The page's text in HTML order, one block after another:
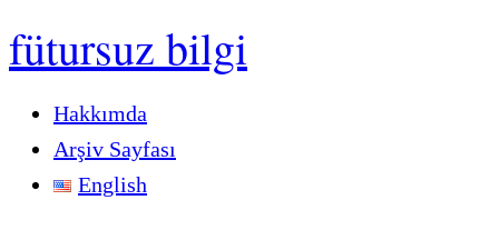
fütursuz bilgi
Hakkımda
Arşiv Sayfası
English